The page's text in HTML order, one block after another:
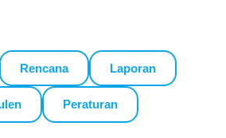
Rencana Laporan
Peraturan